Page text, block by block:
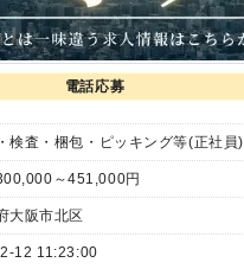
電話応募
検査・梱包・ピッキング等(正社員)
～451,000円
大阪市北区
12 11:23:00